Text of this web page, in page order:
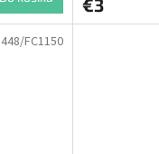
€3
448/FC1150